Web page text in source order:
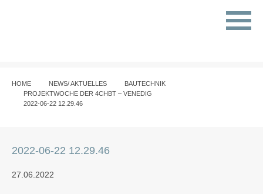
HOME NEWS/ AKTUELLES
BAUTECHNIK
PROJEKTWOCHE DER 4CHBT – VENEDIG
2022-06-22 12.29.46
2022-06-22 12.29.46
27.06.2022